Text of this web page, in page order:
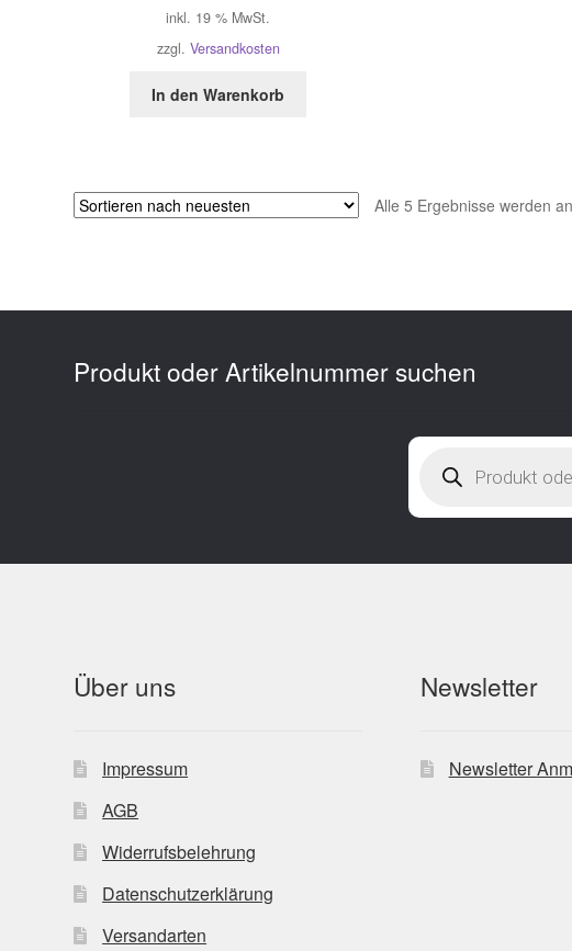
inkl. 19 % MwSt.
zzgl. Versandkosten
In den Warenkorb
Alle 5 Ergebnisse werden
Produkt oder Artikelnummer suchen
search
Über uns
Impressum
AGB
Widerrufsbelehrung
Datenschutzerklärung
Versandarten
Newsletter
Newsletter